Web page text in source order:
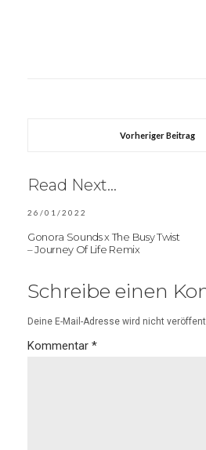
Vorheriger Beitrag
Read Next...
26/01/2022
Gonora Sounds x The Busy Twist
– Journey Of Life Remix
Schreibe einen
Deine E-Mail-Adresse wird nicht
Kommentar *